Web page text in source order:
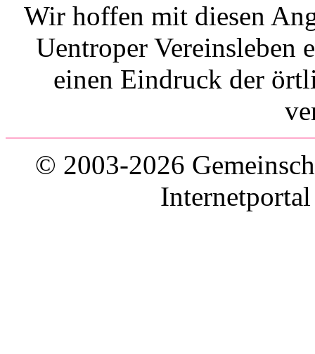
Wir hoffen mit diesen
Uentroper Vereinsleben
einen Eindruck der
© 2003-2026